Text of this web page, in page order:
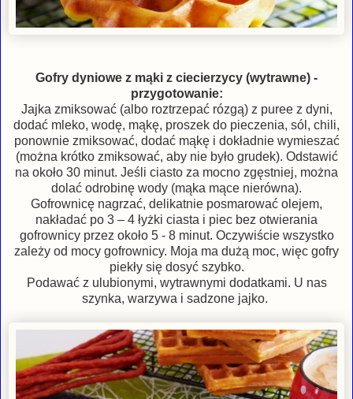
Gofry dyniowe z mąki z ciecierzycy (wytrawne) -
przygotowanie:
Jajka zmiksować (albo roztrzepać rózgą) z puree z dyni,
dodać mleko, wodę, mąkę, proszek do pieczenia, sól, chili,
ponownie zmiksować, dodać mąkę i dokładnie wymieszać
(można krótko zmiksować, aby nie było grudek). Odstawić
na około 30 minut. Jeśli ciasto za mocno zgęstniej, można
dolać odrobinę wody (mąka mące nierówna).
Gofrownicę nagrzać, delikatnie posmarować olejem,
nakładać po 3 – 4 łyżki ciasta i piec bez otwierania
gofrownicy przez około 5 - 8 minut. Oczywiście wszystko
zależy od mocy gofrownicy. Moja ma dużą moc, więc gofry
piekły się dosyć szybko.
Podawać z ulubionymi, wytrawnymi dodatkami. U nas
szynka, warzywa i sadzone jajko.